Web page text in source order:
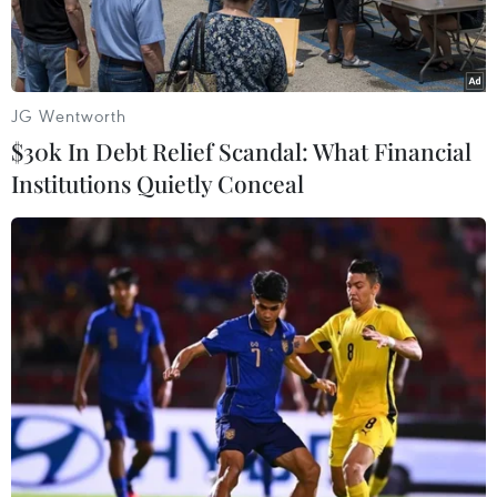
Ảnh minh họa. (Nguồn: PV/Vietnam+)
Không ít những "gạch đầu dòng" trong bộ chỉ
tiêu đánh giá mức độ tuân thủ pháp luật thuế
JG Wentworth
$30k In Debt Relief Scandal: What Financial
Institutions Quietly Conceal